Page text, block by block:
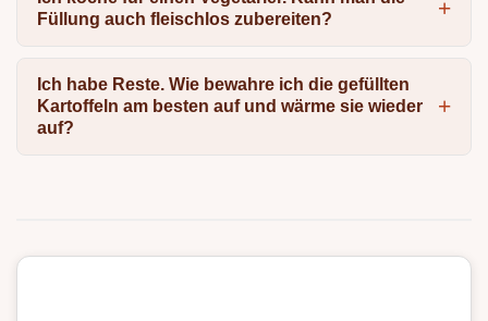
Füllung auch fleischlos zubereiten?
Ich habe Reste. Wie bewahre ich die gefüllten
Kartoffeln am besten auf und wärme sie wieder
auf?